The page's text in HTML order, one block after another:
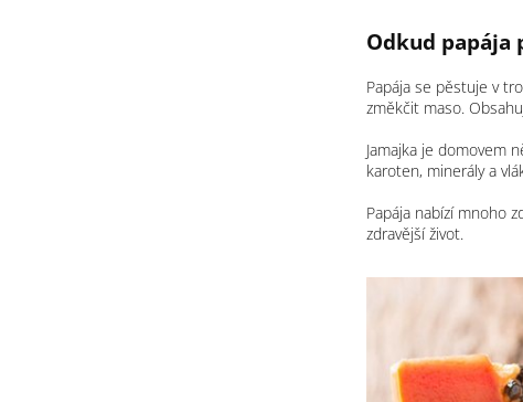
Odkud papája
Papája se pěstuje v
změkčit maso.
Jamajka je domovem
karoten, minerály a
Papája nabízí mnoho
zdravější život.